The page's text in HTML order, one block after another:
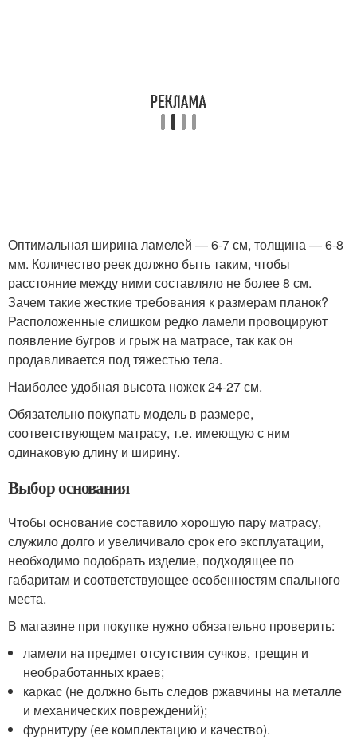
Оптимальная ширина ламелей — 6-7 см, толщина — 6-8
мм. Количество реек должно быть таким, чтобы
расстояние между ними составляло не более 8 см.
Зачем такие жесткие требования к размерам планок?
Расположенные слишком редко ламели провоцируют
появление бугров и грыж на матрасе, так как он
продавливается под тяжестью тела.
Наиболее удобная высота ножек 24-27 см.
Обязательно покупать модель в размере,
соответствующем матрасу, т.е. имеющую с ним
одинаковую длину и ширину.
Выбор основания
Чтобы основание составило хорошую пару матрасу,
служило долго и увеличивало срок его эксплуатации,
необходимо подобрать изделие, подходящее по
габаритам и соответствующее особенностям спального
места.
В магазине при покупке нужно обязательно проверить:
ламели на предмет отсутствия сучков, трещин и
необработанных краев;
каркас (не должно быть следов ржавчины на металле
и механических повреждений);
фурнитуру (ее комплектацию и качество).